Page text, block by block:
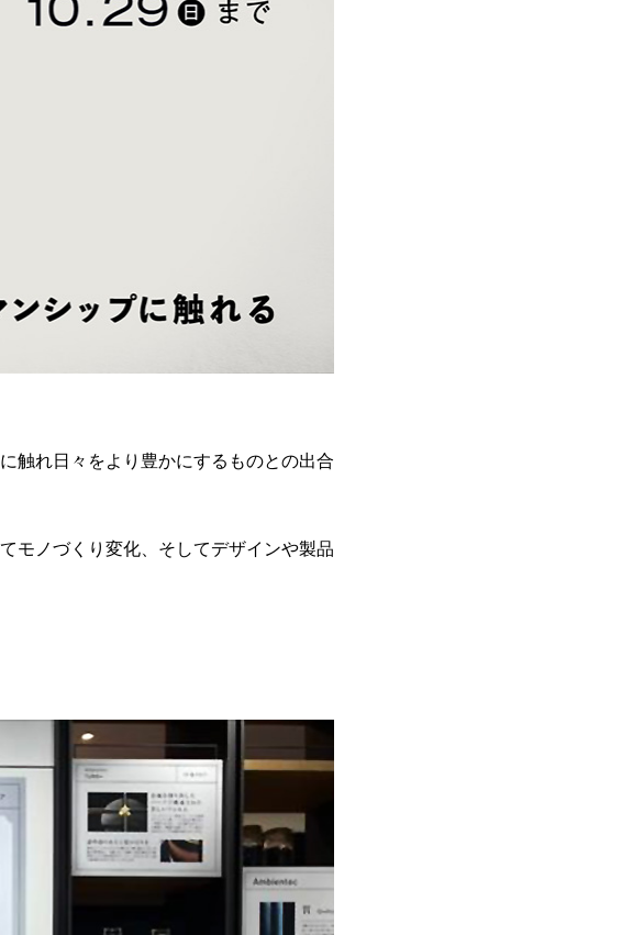
触れ日々をより豊かにするものとの出合
モノづくり変化、そしてデザインや製品